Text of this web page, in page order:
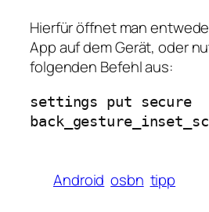
Hierfür öffnet man
App auf dem Gerät, oder
folgenden Befehl aus:
settings put secure
Android osbn tipp